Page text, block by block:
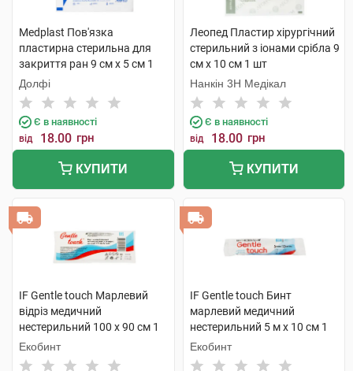
Medplast Пов'язка
пластирна стерильна для
закриття ран 9 см х 5 см 1
шт
Долфі
Є в наявності
від 18.00 грн
КУПИТИ
Леопед Пластир хірургічний
стерильний з іонами срібла 9
см х 10 см 1 шт
Нанкін 3H Медікал
Є в наявності
від 18.00 грн
КУПИТИ
IF Gentle touch Марлевий
відріз медичний
нестерильний 100 х 90 см 1
шт
Екобинт
IF Gentle touch Бинт
марлевий медичний
нестерильний 5 м х 10 см 1
шт
Екобинт